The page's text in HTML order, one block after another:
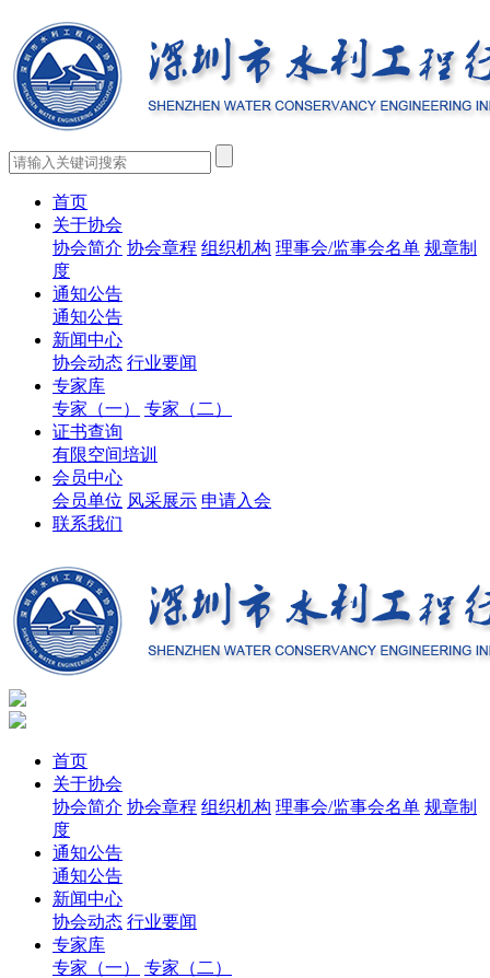
首页
关于协会
协会简介 协会章程 组织机构 理事会/监事会名单 规章制
度
通知公告
通知公告
新闻中心
协会动态 行业要闻
专家库
专家（一）
专家（二）
证书查询
有限空间培训
会员中心
会员单位 风采展示 申请入会
联系我们
首页
关于协会
协会简介 协会章程 组织机构 理事会/监事会名单 规章制
度
通知公告
通知公告
新闻中心
协会动态 行业要闻
专家库
专家（一）
专家（二）